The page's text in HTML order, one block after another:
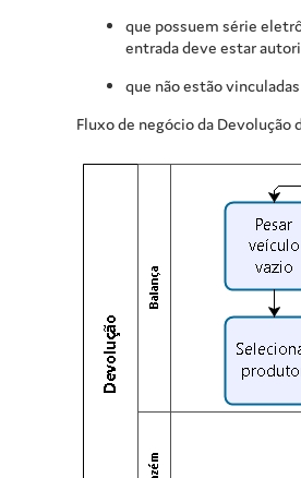
que possuem série
entrada deve estar
que não estão
Fluxo de negócio da Devolução